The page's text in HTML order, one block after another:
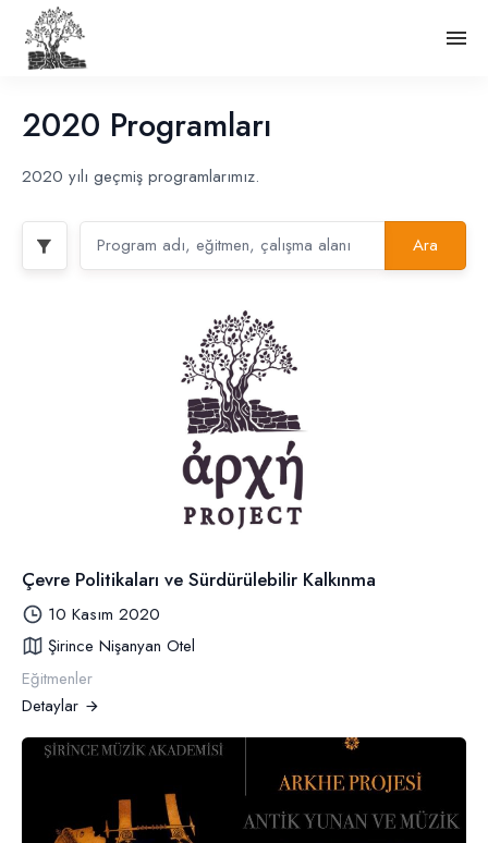
2020 Programları
2020 yılı geçmiş programlarımız.
Ara
Çevre Politikaları ve Sürdürülebilir Kalkınma
10 Kasım 2020
Şirince Nişanyan Otel
Eğitmenler
Detaylar